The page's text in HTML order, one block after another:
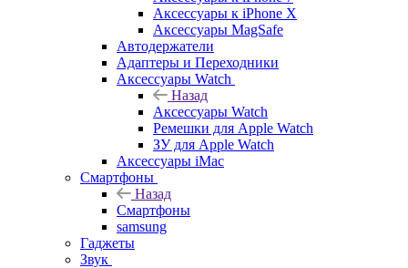
Аксессуары к iPhone X
Аксессуары MagSafe
Автодержатели
Адаптеры и Переходники
Аксессуары Watch
Назад
Аксессуары Watch
Ремешки для Apple Watch
ЗУ для Apple Watch
Аксессуары iMac
Смартфоны
Назад
Смартфоны
samsung
Гаджеты
Звук